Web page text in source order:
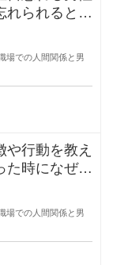
れられると悲
場での人間関係と男
行動を教え
た時になぜだ
場での人間関係と男